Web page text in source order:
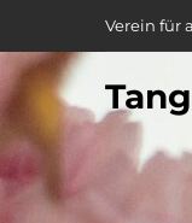
content
Verein für